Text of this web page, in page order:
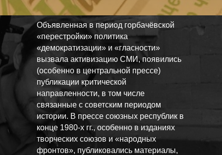
Объявленная в период горбачёвской
«перестройки» политика
«демократизации» и «гласности»
вызвала активизацию СМИ, появились
(особенно в центральной прессе)
публикации критической
направленности, в том числе
связанные с советским периодом
истории. В прессе союзных республик в
конце 1980-х гг., особенно в изданиях
творческих союзов и «народных
фронтов», публиковались материалы,